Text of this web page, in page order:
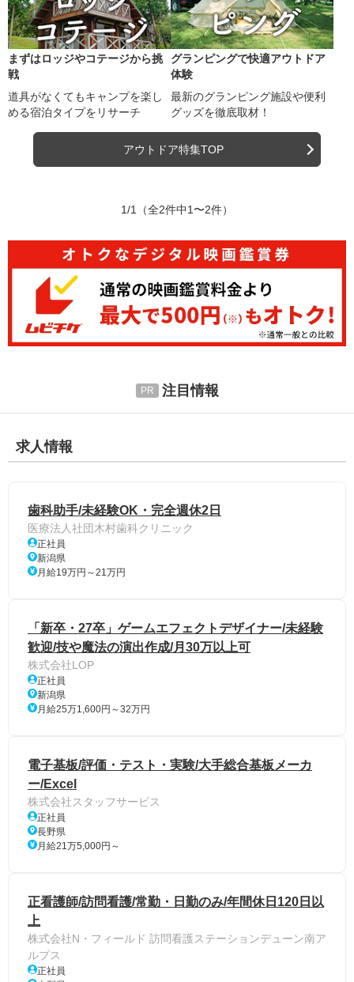
まずはロッジやコテージから挑
戦
道具がなくてもキャンプを楽し
める宿泊タイプをリサーチ
グランピングで快適アウトドア
体験
最新のグランピング施設や便利
グッズを徹底取材！
アウトドア特集TOP
1/1 （全2件中1〜2件）
注目情報
求人情報
歯科助手/未経験OK・完全週休2日
医療法人社団木村歯科クリニック
正社員
新潟県
月給19万円～21万円
「新卒・27卒」ゲームエフェクトデザイナー/未経験
歓迎/技や魔法の演出作成/月30万以上可
株式会社LOP
正社員
新潟県
月給25万1,600円～32万円
電子基板/評価・テスト・実験/大手総合基板メーカ
ー/Excel
株式会社スタッフサービス
正社員
長野県
月給21万5,000円～
正看護師/訪問看護/常勤・日勤のみ/年間休日120日以
上
株式会社N・フィールド 訪問看護ステーションデューン南ア
ルプス
正社員